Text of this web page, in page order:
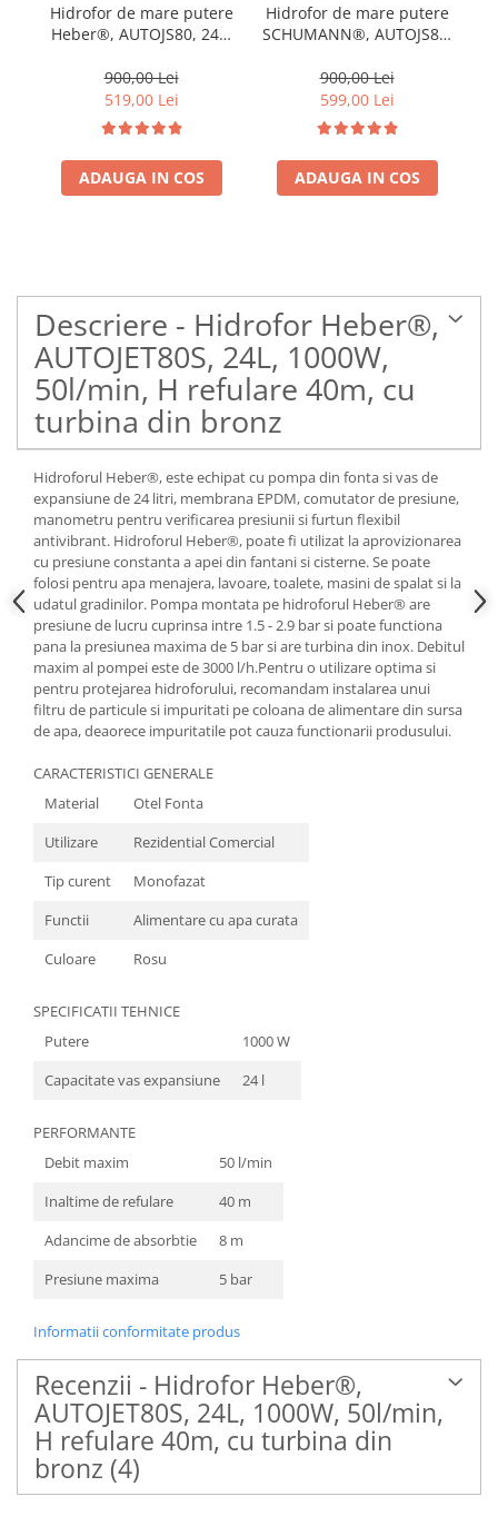
Hidrofor de mare putere
Heber®, AUTOJS80, 24L,
refulare 40m, pompa din
fonta si inox
900,00 Lei
519,00 Lei
ADAUGA IN COS
Hidrofor de mare putere
SCHUMANN®, AUTOJS80,
refulare 45 m, pompa din
fonta si inox
900,00 Lei
599,00 Lei
ADAUGA IN COS
Descriere - Hidrofor Heber®,
AUTOJET80S, 24L, 1000W,
50l/min, H refulare 40m, cu
turbina din bronz
Hidroforul Heber®, este echipat cu pompa din fonta si vas de
expansiune de 24 litri, membrana EPDM, comutator de presiune,
manometru pentru verificarea presiunii si furtun flexibil
antivibrant. Hidroforul Heber®, poate fi utilizat la aprovizionarea
cu presiune constanta a apei din fantani si cisterne. Se poate
folosi pentru apa menajera, lavoare, toalete, masini de spalat si la
udatul gradinilor. Pompa montata pe hidroforul Heber® are
presiune de lucru cuprinsa intre 1.5 - 2.9 bar si poate functiona
pana la presiunea maxima de 5 bar si are turbina din inox. Debitul
maxim al pompei este de 3000 l/h.Pentru o utilizare optima si
pentru protejarea hidroforului, recomandam instalarea unui
filtru de particule si impuritati pe coloana de alimentare din sursa
de apa, deaorece impuritatile pot cauza functionarii produsului.
CARACTERISTICI GENERALE
Material
Otel Fonta
Utilizare
Rezidential Comercial
Tip curent
Monofazat
Functii
Alimentare cu apa curata
Culoare
Rosu
SPECIFICATII TEHNICE
Putere
1000 W
Capacitate vas expansiune
24 l
PERFORMANTE
Debit maxim
50 l/min
Inaltime de refulare
40 m
Adancime de absorbtie
8 m
Presiune maxima
5 bar
Informatii conformitate produs
Recenzii - Hidrofor Heber®,
AUTOJET80S, 24L, 1000W, 50l/min,
H refulare 40m, cu turbina din
bronz (4)